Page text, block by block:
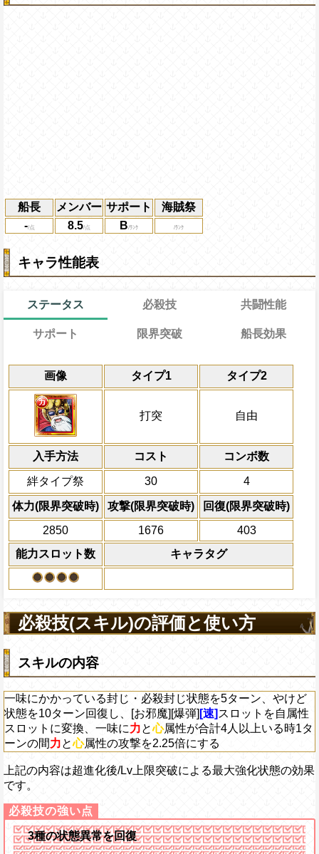
船長 メンバー サポート
海賊祭
-
8.5 B
キャラ性能表
ステータス
画像 タイプ1 タイプ2
打突 自由
入手方法 コスト コンボ数
絆タイプ祭 30 4
体力(限界突破時) 攻撃(限界突破時)
回復(限界突破時)
2850
1676
403
能力スロット数
キャラタグ
必殺技
通常 19→14ターン
限界突破
通常時
一味にかかっている封じ・必殺封じ状態
属性スロットに変換、一味に力と心属性
る時1ターンの間
属性の攻撃を2.25
上限突破
共闘性能
共闘性能
船長効果
冒険開始時の必殺タ
キャラの攻撃を
にし、他の属性キャ
必殺技
ターン数：8
敵1体のHPを25%減
体力の上限を無視し
×30倍の全プレイヤー
(最大体力の2倍上限
えている時、体力満
になる)、全プレイヤ
果無効を2ターン回復
げる
サポート
効果
自分の基礎ステータスの8%をサポート対
ステータスに上乗せする
モンキーDルフィ レベッカ バルトロメオ
限界突破
習得する効果
力と心 スロットも有利ス
技属性から受けるダメージを5%減
PEFECTならば70%の確率でダメー
自分は船員効果無効を5ターン回復
船長効果
通常時
力と心属性の攻撃を3倍、体力を1.2倍に
連続で以降同属性の攻撃が約3.25倍になる
必殺技(スキル)の評価と使い方
スキルの内容
一味にかかっている封じ・必殺封じ状態を5ターン、やけど
状態を10ターン回復し、[お邪魔][爆弾] [速] スロットを自属性
スロットに変換、一味に力と心属性が合計4人以上いる時1タ
ーンの間力と心属性の攻撃を2.25倍にする
上記の内容は超進化後/Lv上限突破による最大強化状態の効果
です。
3種の状態異常を回復